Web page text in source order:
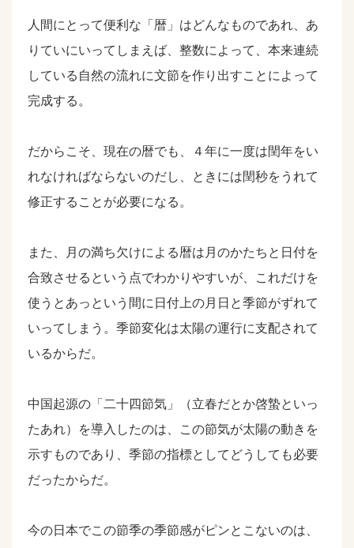
人間にとって便利な「暦」はどんなものであれ、あ
りていにいってしまえば、整数によって、本来連続
している自然の流れに文節を作り出すことによって
完成する。
だからこそ、現在の暦でも、４年に一度は閏年をい
れなければならないのだし、ときには閏秒をうれて
修正することが必要になる。
また、月の満ち欠けによる暦は月のかたちと日付を
合致させるという点でわかりやすいが、これだけを
使うとあっという間に日付上の月日と季節がずれて
いってしまう。季節変化は太陽の運行に支配されて
いるからだ。
中国起源の「二十四節気」（立春だとか啓蟄といっ
たあれ）を導入したのは、この節気が太陽の動きを
示すものであり、季節の指標としてどうしても必要
だったからだ。
今の日本でこの節季の季節感がピンとこないのは、